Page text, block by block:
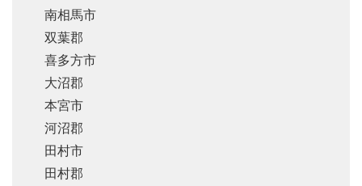
南相馬市
双葉郡
喜多方市
大沼郡
本宮市
河沼郡
田村市
田村郡